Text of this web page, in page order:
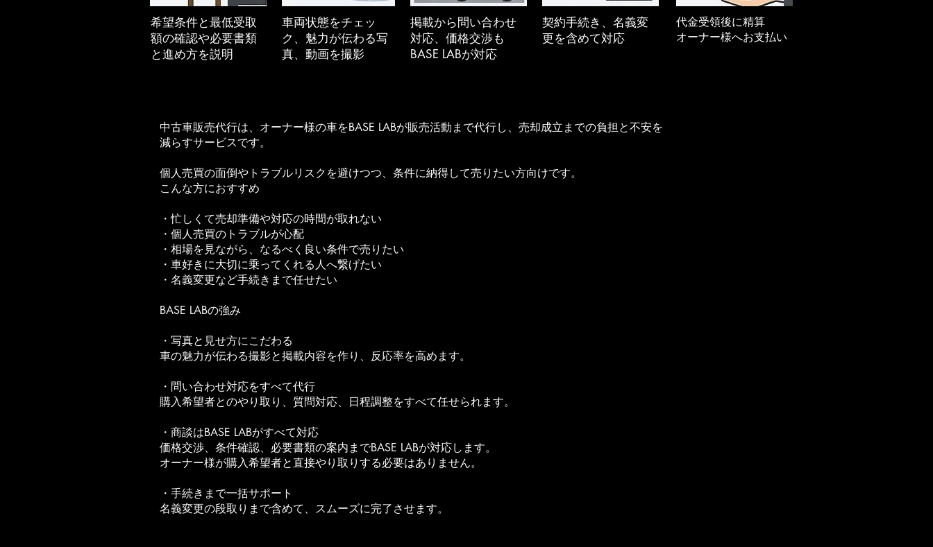
希望条件と最低受取
額の確認や必要書類
と進め方を説明
車両状態をチェッ
ク、魅力が伝わる写
真、動画を撮影
掲載から問い合わせ
対応、価格交渉も
BASE LABが対応
契約手続き、名義変
更を含めて対応
代金受領後に精算
オーナー様へお支払い
中古車販売代行は、オーナー様の車をBASE LABが販売活動まで代行し、売却成立までの負担と不安を
減らすサービスです。
個人売買の面倒やトラブルリスクを避けつつ、条件に納得して売りたい方向けです。
こんな方におすすめ
・忙しくて売却準備や対応の時間が取れない
・個人売買のトラブルが心配
・相場を見ながら、なるべく良い条件で売りたい
・車好きに大切に乗ってくれる人へ繋げたい
・名義変更など手続きまで任せたい
BASE LABの強み
・写真と見せ方にこだわる
車の魅力が伝わる撮影と掲載内容を作り、反応率を高めます。
・問い合わせ対応をすべて代行
購入希望者とのやり取り、質問対応、日程調整をすべて任せられます。
・商談はBASE LABがすべて対応
価格交渉、条件確認、必要書類の案内までBASE LABが対応します。
オーナー様が購入希望者と直接やり取りする必要はありません。
・手続きまで一括サポート
名義変更の段取りまで含めて、スムーズに完了させます。